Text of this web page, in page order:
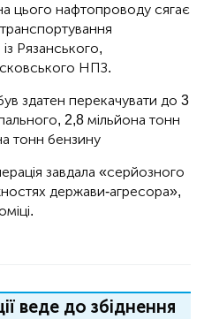
цього нафтопроводу сягає
Рязанського,
НПЗ.
здатен перекачувати до 3
2,8 мільйона тонн
тонн бензину
завдала «серйозного
держави-агресора»,
веде до збіднення